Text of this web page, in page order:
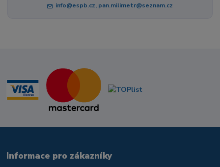
info@espb.cz, pan.milimetr@seznam.cz
Informace pro zákazníky